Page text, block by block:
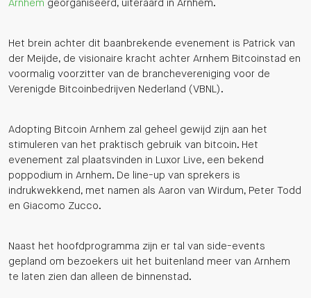
Arnhem georganiseerd, uiteraard in Arnhem.
Het brein achter dit baanbrekende evenement is Patrick van
der Meijde, de visionaire kracht achter Arnhem Bitcoinstad en
voormalig voorzitter van de branchevereniging voor de
Verenigde Bitcoinbedrijven Nederland (VBNL).
Adopting Bitcoin Arnhem zal geheel gewijd zijn aan het
stimuleren van het praktisch gebruik van bitcoin. Het
evenement zal plaatsvinden in Luxor Live, een bekend
poppodium in Arnhem. De line-up van sprekers is
indrukwekkend, met namen als Aaron van Wirdum, Peter Todd
en Giacomo Zucco.
Naast het hoofdprogramma zijn er tal van side-events
gepland om bezoekers uit het buitenland meer van Arnhem
te laten zien dan alleen de binnenstad.